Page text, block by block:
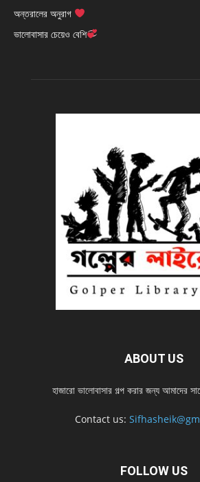
অন্তরালের অনুরাগ
ভালোবাসার চেয়েও বেশি
ABOUT US
হাজারো ভালোবাসার গল্প করার জন্য আমাদের
Contact us:
FOLLOW US